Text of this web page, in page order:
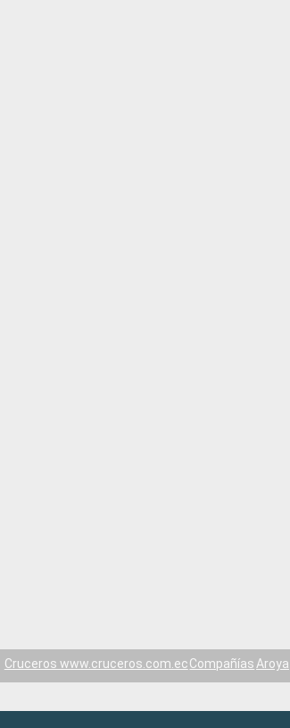
Cruceros www.cruceros.com.ecCompañíasAroya